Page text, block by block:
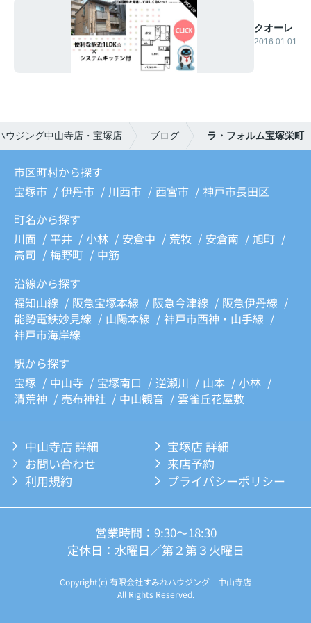
クオーレ
2016.01.01
ウジング中山寺店・宝塚店 ブログ ラ・フォルム宝塚栄町
市区町村から探す
宝塚市
伊丹市 川西市 西宮市
神戸市長田区
町名から探す
川面
平井 小林 安倉中 荒牧 安倉南
旭町
高司
梅野町
中筋
沿線から探す
福知山線
阪急宝塚本線 阪急今津線
阪急伊丹線
能勢電鉄妙見線
山陽本線
神戸市西神・山手線
神戸市海岸線
駅から探す
宝塚
中山寺 宝塚南口 逆瀬川 山本
小林
清荒神
売布神社 中山観音 雲雀丘花屋敷
中山寺店 詳細
宝塚店 詳細
お問い合わせ
来店予約
利用規約
プライバシーポリシー
営業時間：9:30～18:30
定休日：水曜日／第２第３火曜日
Copyright(c) 有限会社すみれハウジング 中山寺店
All Rights Reserved.